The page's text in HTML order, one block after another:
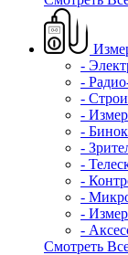
-
-
-
-
-
-
-
-
-
-
-
Смотреть